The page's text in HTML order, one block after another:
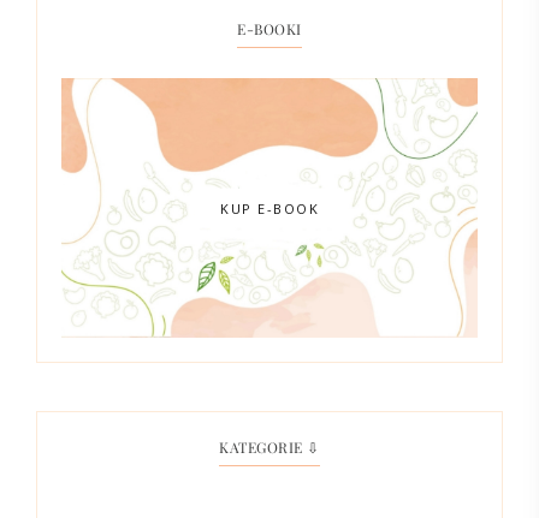
E-BOOKI
KUP E-BOOK
KATEGORIE ⇩